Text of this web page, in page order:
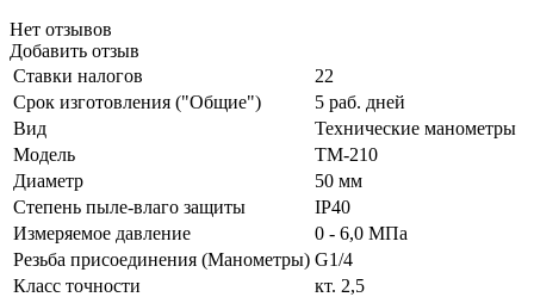
Нет отзывов
Добавить отзыв
Ставки налогов
22
Срок изготовления ("Общие")
5 раб. дней
Вид
Технические манометры
Модель
ТМ-210
Диаметр
50 мм
Степень пыле-влаго защиты
IP40
Измеряемое давление
0 - 6,0 МПа
Резьба присоединения (Манометры) G1/4
Класс точности
кт. 2,5